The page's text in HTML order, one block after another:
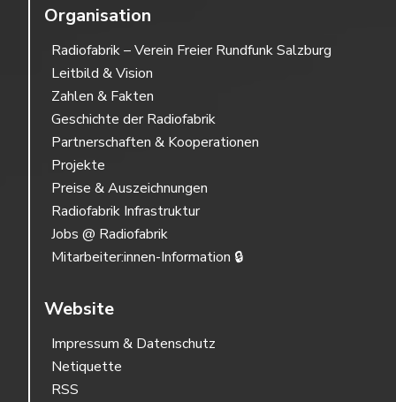
Organisation
Radiofabrik – Verein Freier Rundfunk Salzburg
Leitbild & Vision
Zahlen & Fakten
Geschichte der Radiofabrik
Partnerschaften & Kooperationen
Projekte
Preise & Auszeichnungen
Radiofabrik Infrastruktur
Jobs @ Radiofabrik
Mitarbeiter:innen-Information 🔒
Website
Impressum & Datenschutz
Netiquette
RSS